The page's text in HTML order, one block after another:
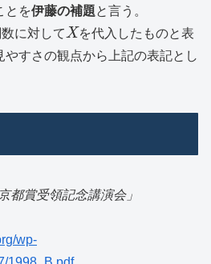
とを伊藤の補題と言う。
に対してXを代入したものと表
すさの観点から上記の表記とし
都賞受領記念講演会」
wp-